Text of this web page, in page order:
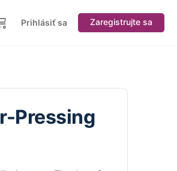
Prihlásiť sa Zaregistrujte sa
Pressing